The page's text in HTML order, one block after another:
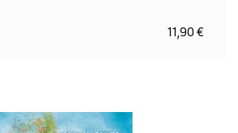
11,90 €